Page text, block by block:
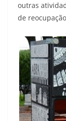
outras
de